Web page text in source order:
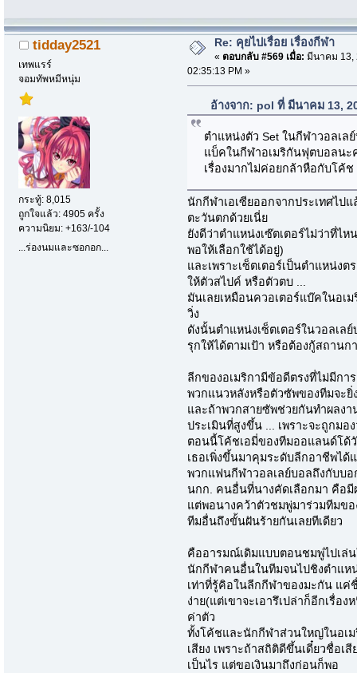
tidday2521
เทพแรร์
จอมทัพหมีหนุ่ม
กระทู้: 8,015
ถูกใจแล้ว: 4905 ครั้ง
ความนิยม: +163/-104
...ร่องนมและซอกอก...
Re: คุยไปเรื่อย เรื่องกีฬา
« ตอบกลับ #569 เมื่อ: มีนาคม 13,
02:35:13 PM »
อ้างจาก: pol ที่ มีนาคม 13,
ตำแหน่งตัว Set ในกีฬาวอลเล
แบ็คในกีฬาอเมริกันฟุตบอลนะ
เรื่องมากไม่ค่อยกล้าหือกับโค้
นักกีฬาเอเซียออกจากประเทศไป
ตะวันตกด้วยเนี่ย
ยังดีว่าตำแหน่งเซ๊ตเตอร์ไม่ว่าที่
พอให้เลือกใช้ได้อยู่)
และเพราะเซ็ตเตอร์เป็นตำแหน่ง
ให้ตัวสไปค์ หรือตัวตบ ...
มันเลยเหมือนควอเตอร์แบ๊คในอเ
วิ่ง
ดังนั้นตำแหน่งเซ็ตเตอร์ในวอลเล
รุกให้ได้ตามเป้า หรือต้องกู้สถาน
ลีกของอเมริกามีข้อดีตรงที่ไม่มีกา
พวกแนวหลังหรือตัวซัพของทีมจะ
และถ้าพวกสายซัพช่วยกันทำผลง
ประเมินที่สูงขึ้น ... เพราะจะถูกม
ตอนนี้โค้ชเอมี่ของทีมออแลนด์โด้วั
เธอเพิ่งขึ้นมาคุมระดับลีกอาชีพได้
พวกแฟนกีฬาวอลเลย์บอลถึงกับบ
นกก. คนอื่นที่นางคัดเลือกมา คือมี
แต่พอนางคว้าตัวชมพู่มาร่วมทีมขอ
ทีมอื่นถึงขั้นฝันร้ายกันเลยทีเดียว
คืออารมณ์เดิมแบบตอนชมพู่ไปเล่
นักกีฬาคนอื่นในทีมจนไปชิงตำแหน่
เท่าที่รู้คิอในลีกกีฬาของมะกัน แค่
ง่าย(แต่เขาจะเอารึเปล่าก็อีกเรื่อ
ค่าตัว
ทั้งโค้ชและนักกีฬาส่วนใหญ่ในอเ
เสียง เพราะถ้าสถิติดีขึ้นเดี๋ยวชื่อเ
เป็นไร แต่ขอเงินมาถึงก่อนก็พอ